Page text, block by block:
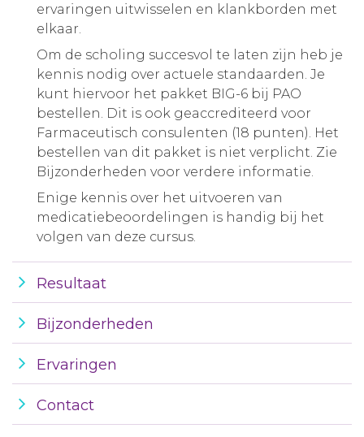
ervaringen uitwisselen en klankborden met
elkaar.
Om de scholing succesvol te laten zijn heb je
kennis nodig over actuele standaarden. Je
kunt hiervoor het pakket BIG-6 bij PAO
bestellen. Dit is ook geaccrediteerd voor
Farmaceutisch consulenten (18 punten). Het
bestellen van dit pakket is niet verplicht. Zie
Bijzonderheden voor verdere informatie.
Enige kennis over het uitvoeren van
medicatiebeoordelingen is handig bij het
volgen van deze cursus.
Resultaat
Bijzonderheden
Ervaringen
Contact